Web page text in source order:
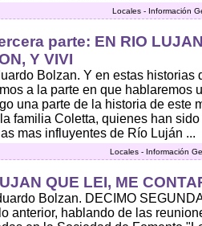
Locales - Información
parte: EN RIO
Y VIVI
Bolzan. Y en estas historias
a la parte en que hablaremos
una parte de la historia de este
familia Coletta, quienes han
mas influyentes de Río Luján ...
Locales - Información
QUE LEI, ME
Bolzan. DECIMO
anterior, hablando de las